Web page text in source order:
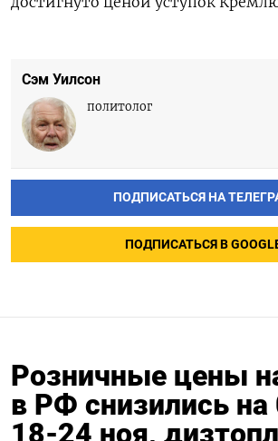
Сэм Уилсон
политолог
ПОДПИСАТЬСЯ НА
ПОДПИСАТЬСЯ В
Розничные цены
в РФ снизились на